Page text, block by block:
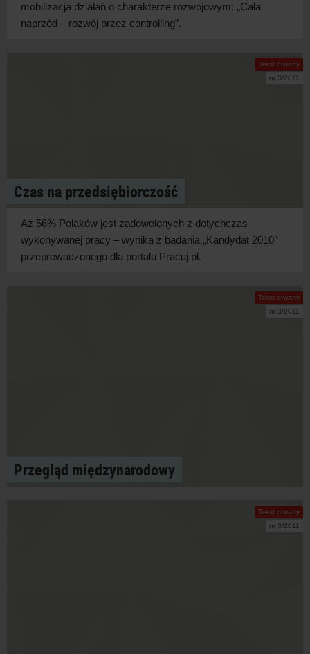
mobilizacja działań o charakterze rozwojowym: „Cała
naprzód – rozwój przez controlling”.
Tekst otwarty
nr 3/2011
Czas na przedsiębiorczość
Aż 56% Polaków jest zadowolonych z dotychczas
wykonywanej pracy – wynika z badania „Kandydat 2010”
przeprowadzonego dla portalu Pracuj.pl.
Tekst otwarty
nr 3/2011
Przegląd międzynarodowy
Tekst otwarty
nr 3/2011